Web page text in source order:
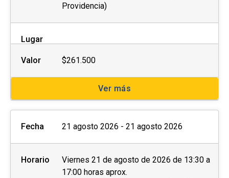
Providencia)
Lugar
Valor $261.500
Ver más
Fecha 21 agosto 2026 - 21 agosto 2026
Horario
Viernes 21 de agosto de 2026 de 13:30 a
17:00 horas aprox.